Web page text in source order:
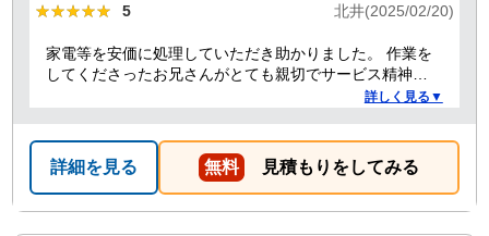
★★★★★
★★★★★ 5 北井(2025/02/20)
家電等を安価に処理していただき助かりました。 作業を
してくださったお兄さんがとても親切でサービス精神溢
詳しく見る▼
詳細を見る 無料 見積もりをしてみる